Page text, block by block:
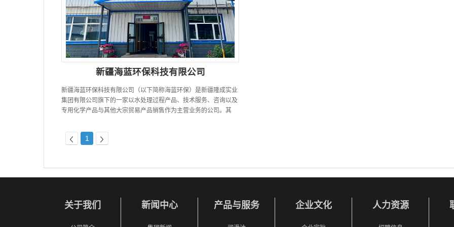
新疆海蓝环保科技有限公司
新疆海蓝环保科技有限公司（以下简称海蓝环保）是新疆隆成实业
集团有限公司旗下的一家以水处理过程产品、技术服务、咨询以及
专用化学产品与其他大宗贸易产品销售作为主营业务的公司。其
1
关于我们 新闻中心 产品与服务 企业文化 人力资源